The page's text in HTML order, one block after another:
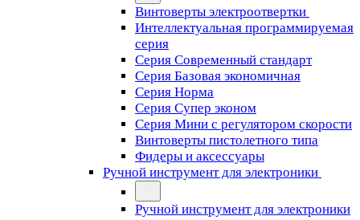
Винтоверты электроотвертки
Интеллектуальная программируемая
серия
Серия Современный стандарт
Серия Базовая экономичная
Серия Норма
Серия Cупер эконом
Серия Мини с регулятором скорости
Винтоверты пистолетного типа
Фидеры и аксессуары
Ручной инструмент для электроники
Ручной инструмент для электроники